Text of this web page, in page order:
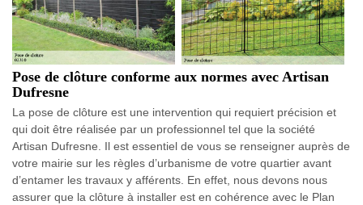
Pose de clôture conforme aux normes avec Artisan
Dufresne
La pose de clôture est une intervention qui requiert précision et
qui doit être réalisée par un professionnel tel que la société
Artisan Dufresne. Il est essentiel de vous se renseigner auprès de
votre mairie sur les règles d’urbanisme de votre quartier avant
d’entamer les travaux y afférents. En effet, nous devons nous
assurer que la clôture à installer est en cohérence avec le Plan